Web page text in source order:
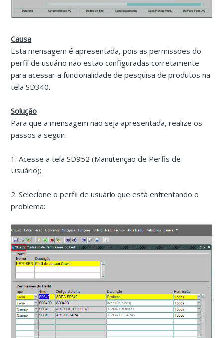
Causa
Esta mensagem é apresentada, pois as permissões do
perfil de usuário não estão configuradas corretamente
para acessar a funcionalidade de pesquisa de produtos na
tela SD340.
Solução
Para que a mensagem não seja apresentada, realize os
passos a seguir:
1. Acesse a tela SD952 (Manutenção de Perfis de
Usuário);
2. Selecione o perfil de usuário que está enfrentando o
problema: